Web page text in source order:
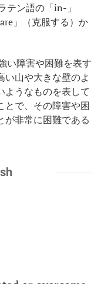
テン語の「in-」
」（克服する）か
い障害や困難を表す
い山や大きな壁のよ
ようなものを表して
とで、その障害や困
が非常に困難である